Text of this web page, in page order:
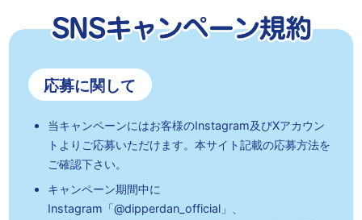
応募に関して
当キャンペーンにはお客様のInstagram及びXアカウン
トよりご応募いただけます。本サイト記載の応募方法を
ご確認下さい。
キャンペーン期間中に
Instagram「@dipperdan_official」、